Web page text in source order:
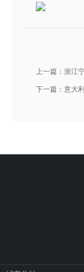
上一篇：浙江
下一篇：意大